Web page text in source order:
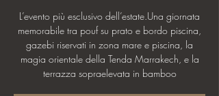
L’evento più esclusivo dell’estate.Una giornata
memorabile tra pouf su prato e bordo piscina,
gazebi riservati in zona mare e piscina, la
magia orientale della Tenda Marrakech, e la
terrazza sopraelevata in bamboo